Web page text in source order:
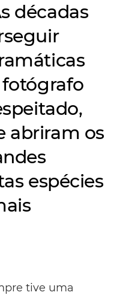
décadas
abriram os
espécies
tive uma